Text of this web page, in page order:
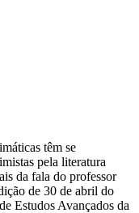
têm se
pela literatura
da fala do professor
de 30 de abril do
Estudos Avançados da